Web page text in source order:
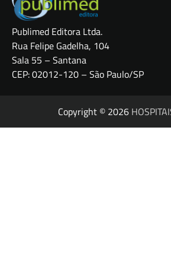
Publimed Editora Ltda.
Rua Felipe Gadelha, 104
Sala 55 – Santana
CEP: 02012-120 – São Paulo/SP
Copyright © 2026